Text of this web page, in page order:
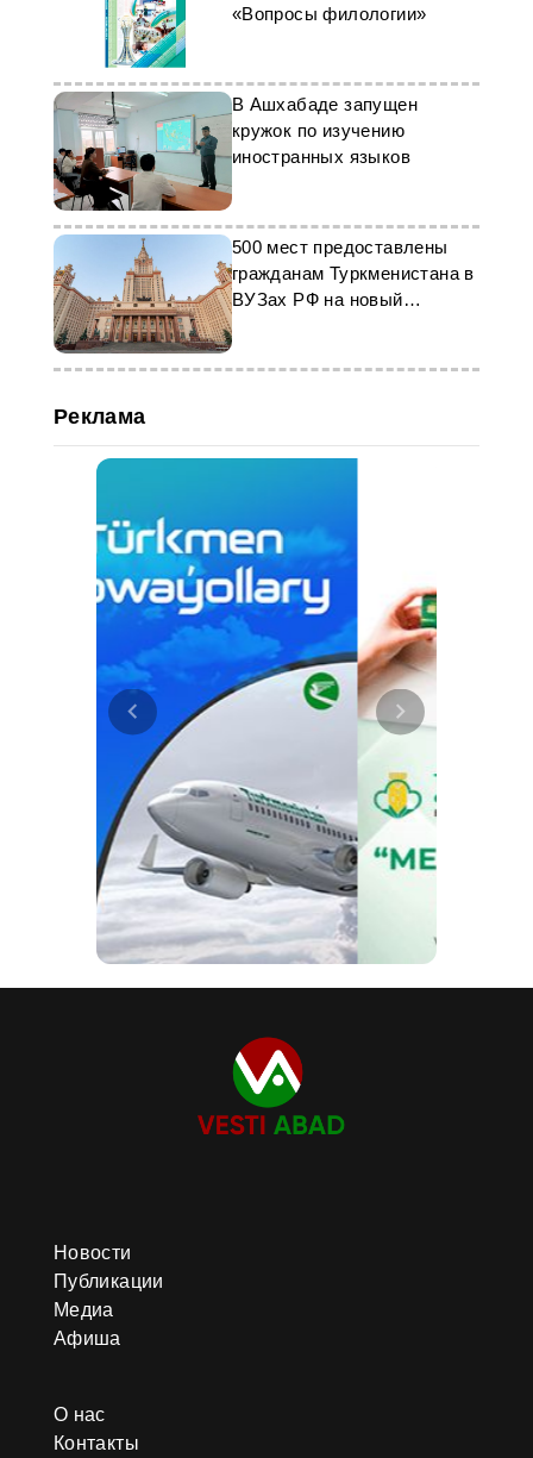
«Вопросы филологии»
В Ашхабаде запущен
кружок по изучению
иностранных языков
500 мест предоставлены
гражданам Туркменистана в
ВУЗах РФ на новый
учебный год
Реклама
Новости
Публикации
Медиа
Афиша
О нас
Контакты